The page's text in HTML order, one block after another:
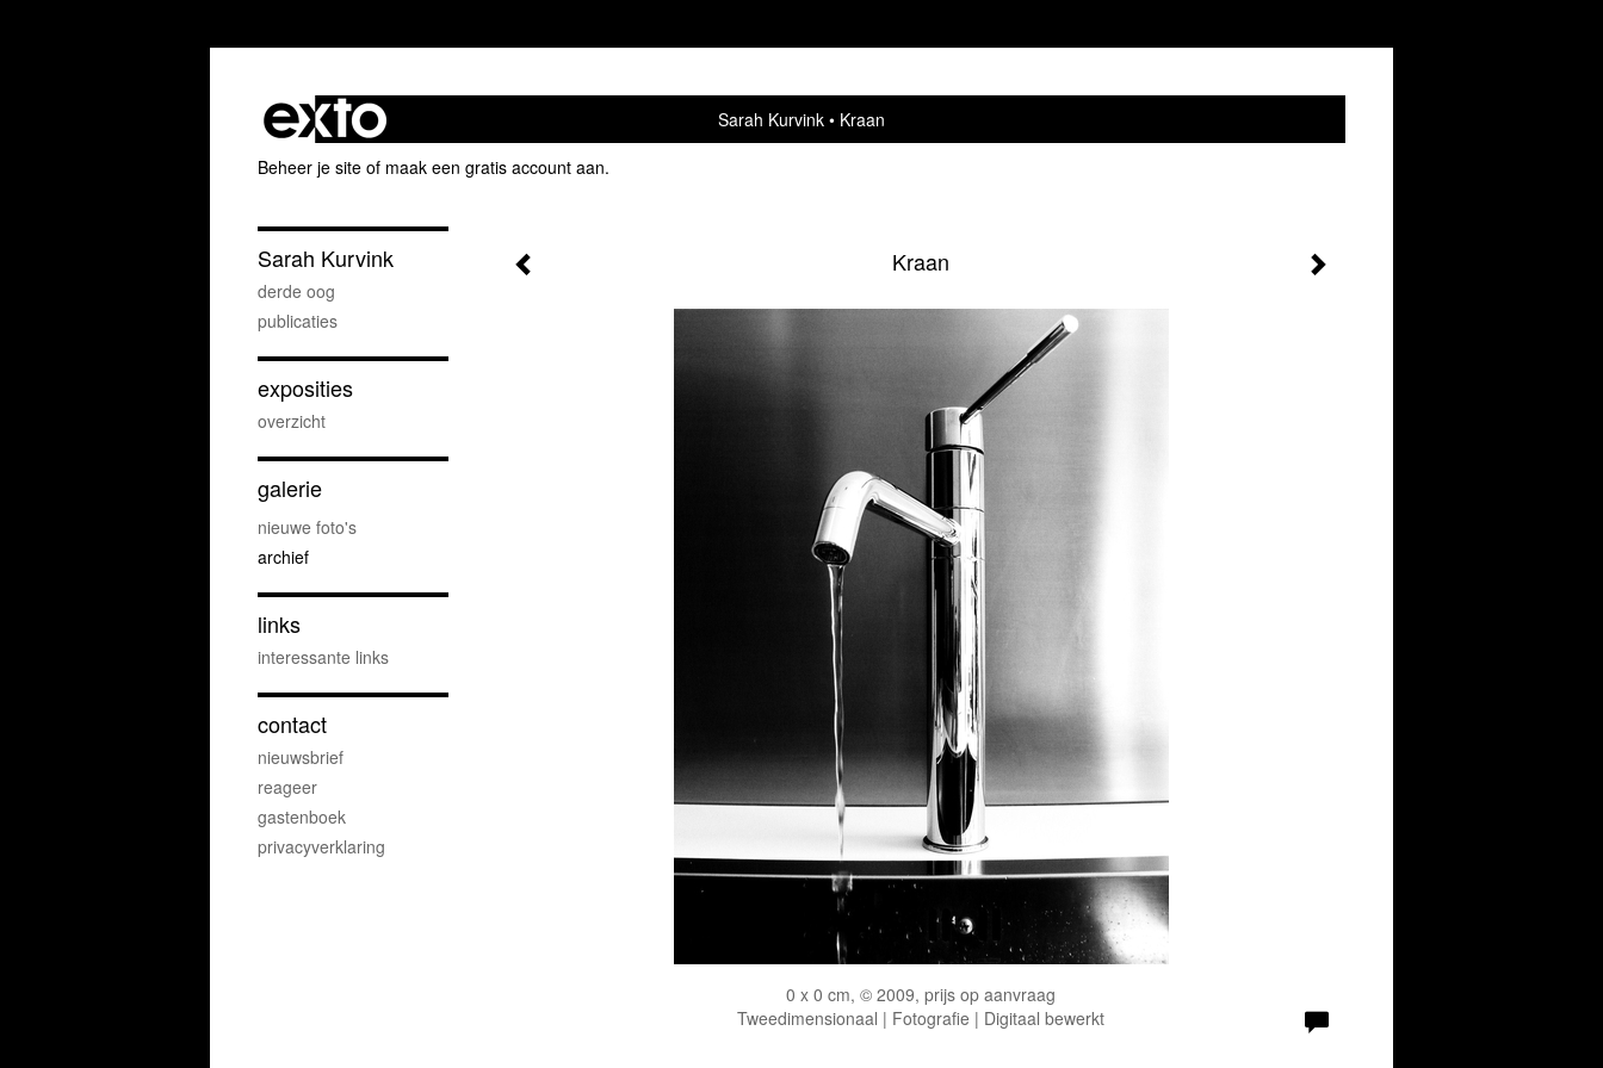
Sarah Kurvink
Kraan
Beheer je site of maak een gratis account aan.
Kraan
0 x 0 cm, © 2009, prijs op aanvraag
Tweedimensionaal | Fotografie | Digitaal bewerkt
Sarah Kurvink
derde oog
publicaties
exposities
overzicht
galerie
nieuwe foto's
archief
links
interessante links
contact
nieuwsbrief
reageer
gastenboek
privacyverklaring